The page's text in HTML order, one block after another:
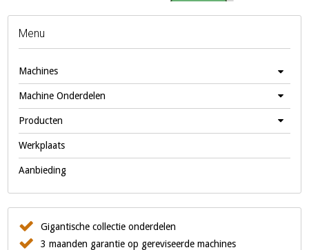
Menu
Machines
Machine Onderdelen
Producten
Werkplaats
Aanbieding
Gigantische collectie onderdelen
3 maanden garantie op gereviseerde machines